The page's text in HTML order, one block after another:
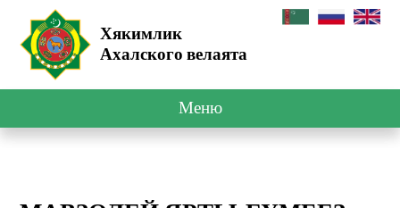
Хякимлик
Ахалского велаята
Меню